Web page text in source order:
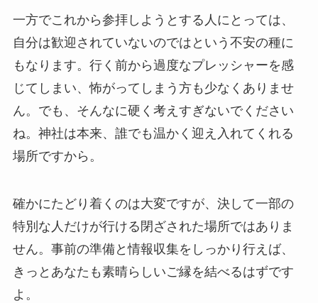
一方でこれから参拝しようとする人にとっては、
自分は歓迎されていないのではという不安の種に
もなります。行く前から過度なプレッシャーを感
じてしまい、怖がってしまう方も少なくありませ
ん。でも、そんなに硬く考えすぎないでください
ね。神社は本来、誰でも温かく迎え入れてくれる
場所ですから。
確かにたどり着くのは大変ですが、決して一部の
特別な人だけが行ける閉ざされた場所ではありま
せん。事前の準備と情報収集をしっかり行えば、
きっとあなたも素晴らしいご縁を結べるはずです
よ。